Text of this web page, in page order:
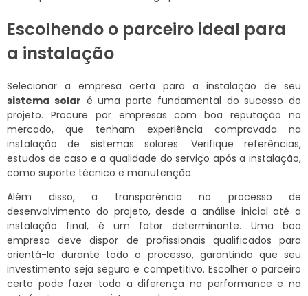
Escolhendo o parceiro ideal para
a instalação
Selecionar a empresa certa para a instalação de seu
sistema solar é uma parte fundamental do sucesso do
projeto. Procure por empresas com boa reputação no
mercado, que tenham experiência comprovada na
instalação de sistemas solares. Verifique referências,
estudos de caso e a qualidade do serviço após a instalação,
como suporte técnico e manutenção.
Além disso, a transparência no processo de
desenvolvimento do projeto, desde a análise inicial até a
instalação final, é um fator determinante. Uma boa
empresa deve dispor de profissionais qualificados para
orientá-lo durante todo o processo, garantindo que seu
investimento seja seguro e competitivo. Escolher o parceiro
certo pode fazer toda a diferença na performance e na